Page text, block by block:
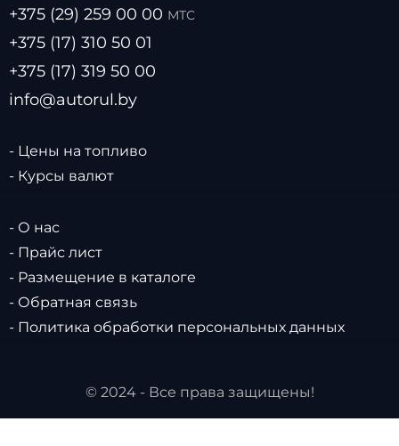
+375 (29) 259 00 00 МТС
+375 (17) 310 50 01
+375 (17) 319 50 00
info@autorul.by
- Цены на топливо
- Курсы валют
- О нас
- Прайс лист
- Размещение в каталоге
- Обратная связь
- Политика обработки персональных данных
© 2024 - Все права защищены!